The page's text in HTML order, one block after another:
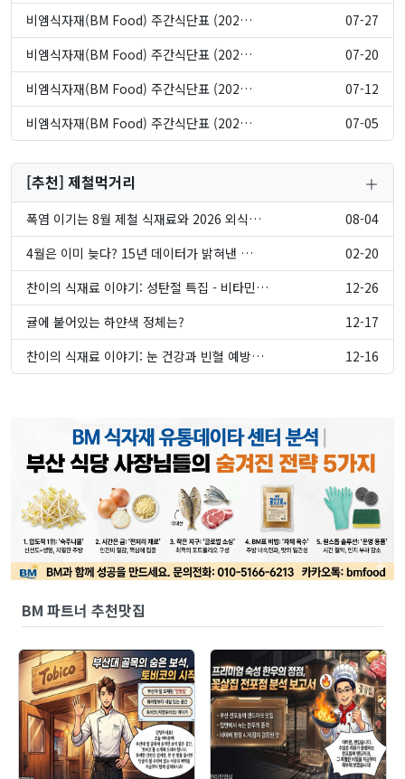
비엠식자재(BM Food) 주간식단표 (202…
07-27
비엠식자재(BM Food) 주간식단표 (202…
07-20
비엠식자재(BM Food) 주간식단표 (202…
07-12
비엠식자재(BM Food) 주간식단표 (202…
07-05
[추천] 제철먹거리
폭염 이기는 8월 제철 식재료와 2026 외식…
08-04
4월은 이미 늦다? 15년 데이터가 밝혀낸 …
02-20
찬이의 식재료 이야기: 성탄절 특집 - 비타민…
12-26
귤에 붙어있는 하얀색 정체는?
12-17
찬이의 식재료 이야기: 눈 건강과 빈혈 예방…
12-16
BM 파트너 추천맛집